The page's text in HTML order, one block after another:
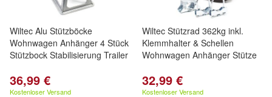
Wiltec Alu Stützböcke
Wohnwagen Anhänger 4 Stück
Stützbock Stabilisierung Trailer
36,99 €
Kostenloser Versand
Wiltec Stützrad 362kg inkl.
Klemmhalter & Schellen
Wohnwagen Anhänger Stütze
32,99 €
Kostenloser Versand